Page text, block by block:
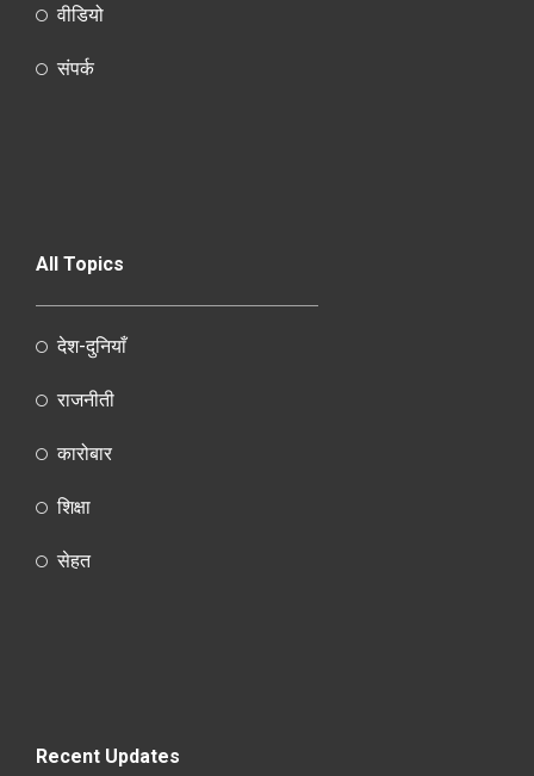
वीडियो
संपर्क
All Topics
देश-दुनियाँ
राजनीती
कारोबार
शिक्षा
सेहत
Recent Updates